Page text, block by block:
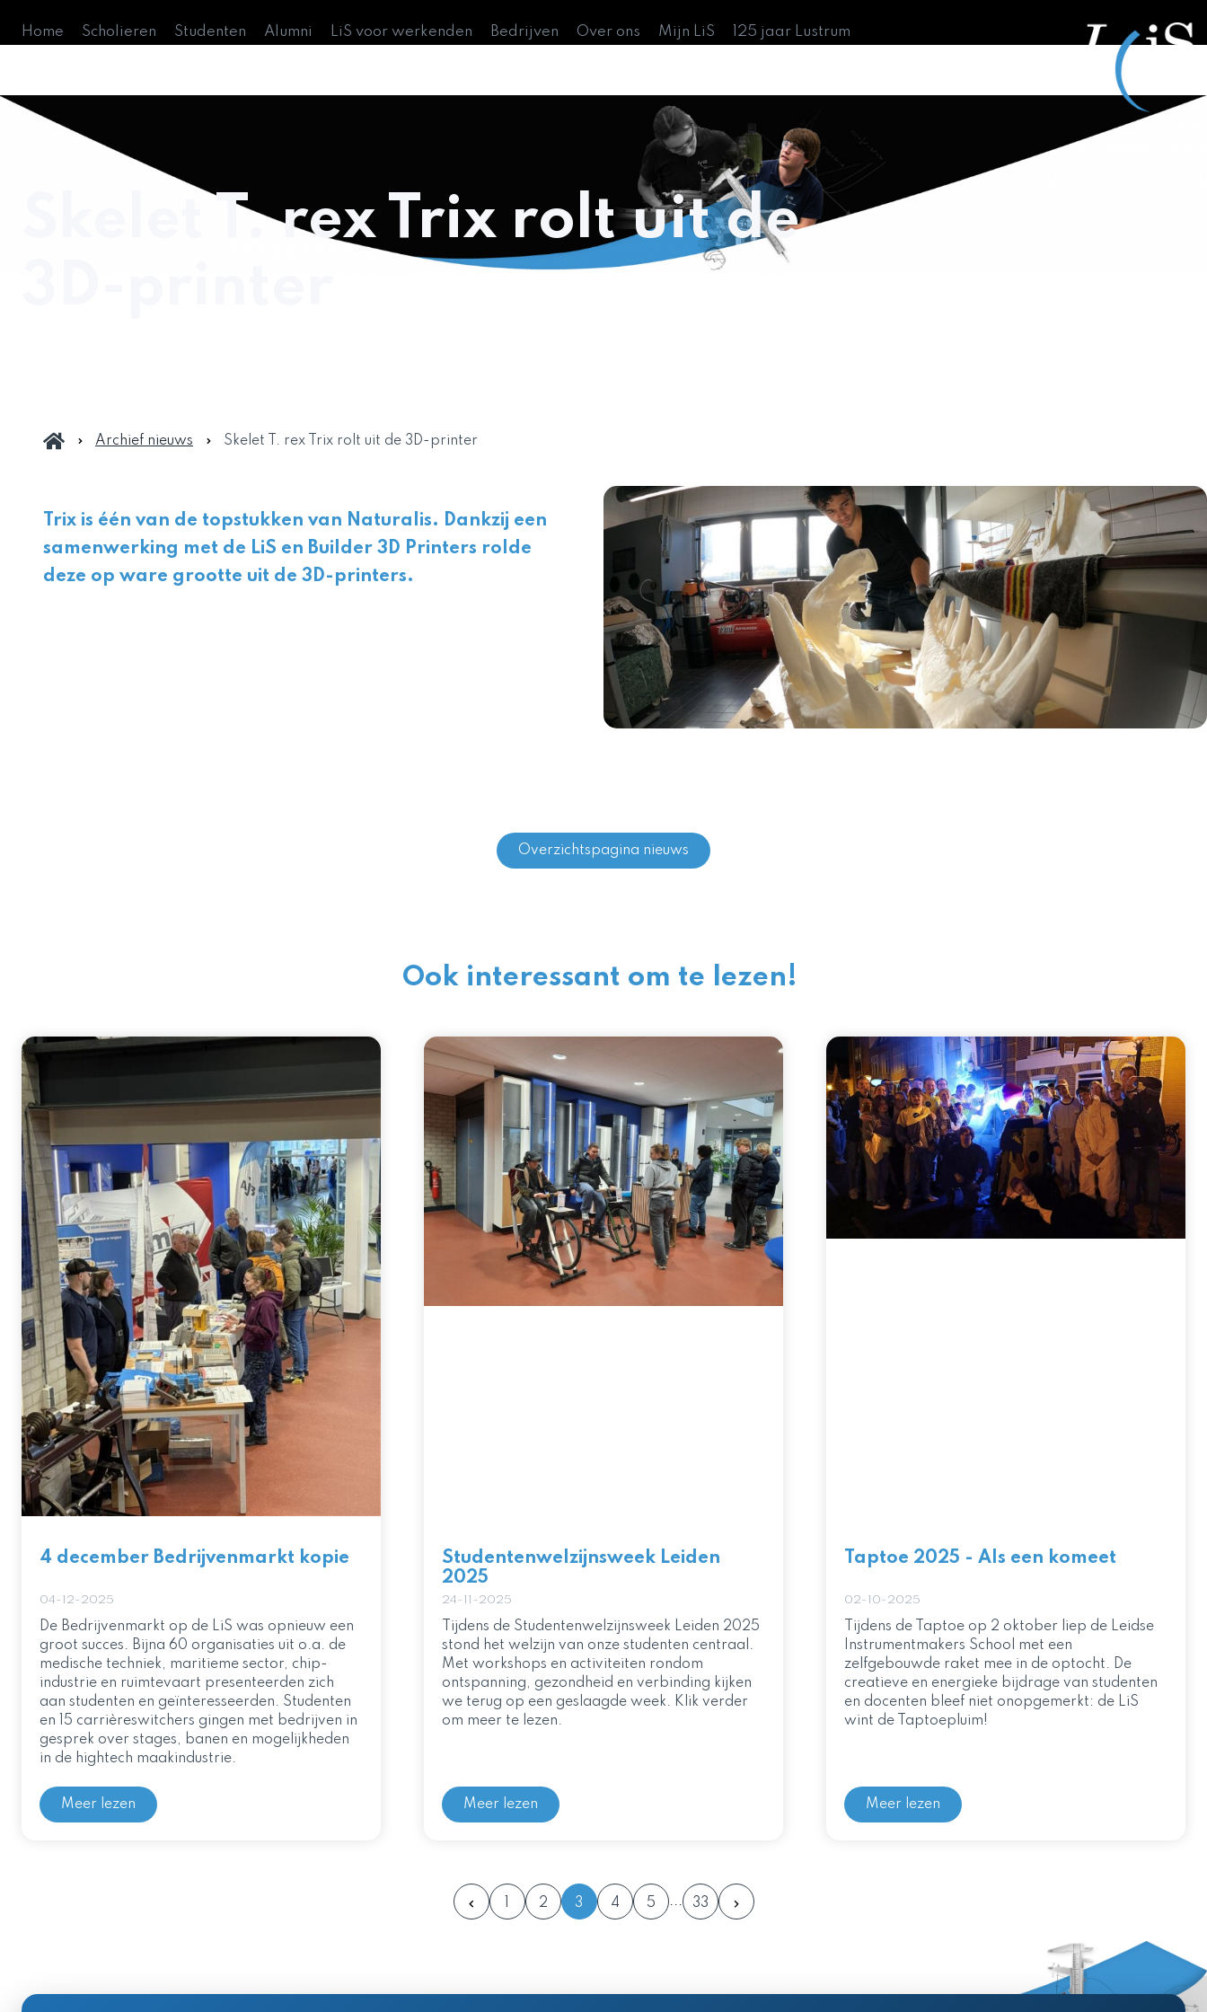
Home Scholieren Studenten Alumni LiS voor werkenden Bedrijven Over ons Mijn LiS 125 jaar Lustrum
Skelet T. rex Trix rolt uit de
Archief nieuws Skelet T. rex Trix rolt uit de 3D-printer
Trix is één van de topstukken van Naturalis. Dankzij een
samenwerking met de LiS en Builder 3D Printers rolde
deze op ware grootte uit de 3D-printers.
Overzichtspagina nieuws
Ook interessant om te lezen!
4 december Bedrijvenmarkt kopie
04-12-2025
De Bedrijvenmarkt op de LiS was opnieuw een
groot succes. Bijna 60 organisaties uit o.a. de
medische techniek, maritieme sector, chip-
industrie en ruimtevaart presenteerden zich
aan studenten en geïnteresseerden. Studenten
en 15 carrièreswitchers gingen met bedrijven in
gesprek over stages, banen en mogelijkheden
in de hightech maakindustrie.
Meer lezen
Studentenwelzijnsweek Leiden
2025
24-11-2025
Tijdens de Studentenwelzijnsweek Leiden 2025
stond het welzijn van onze studenten centraal.
Met workshops en activiteiten rondom
ontspanning, gezondheid en verbinding kijken
we terug op een geslaagde week. Klik verder
om meer te lezen.
Meer lezen
Taptoe 2025 - Als een komeet
02-10-2025
Tijdens de Taptoe op 2 oktober liep de Leidse
Instrumentmakers School met een
zelfgebouwde raket mee in de optocht. De
creatieve en energieke bijdrage van studenten
en docenten bleef niet onopgemerkt: de LiS
wint de Taptoepluim!
Meer lezen
2 3 4 5 33